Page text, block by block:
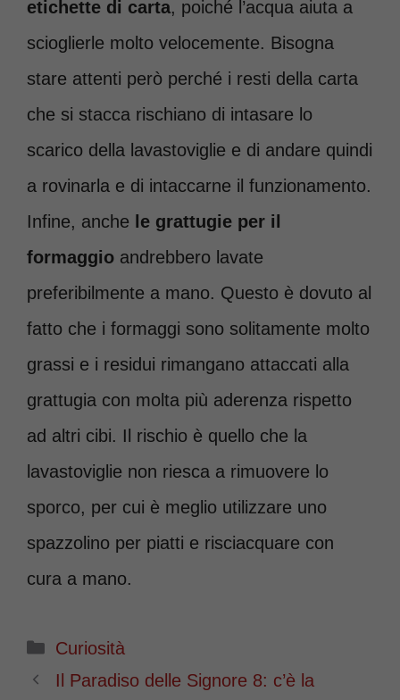
etichette di carta, poiché l’acqua aiuta a
scioglierle molto velocemente. Bisogna
stare attenti però perché i resti della carta
che si stacca rischiano di intasare lo
scarico della lavastoviglie e di andare quindi
a rovinarla e di intaccarne il funzionamento.
Infine, anche le grattugie per il
formaggio andrebbero lavate
preferibilmente a mano. Questo è dovuto al
fatto che i formaggi sono solitamente molto
grassi e i residui rimangano attaccati alla
grattugia con molta più aderenza rispetto
ad altri cibi. Il rischio è quello che la
lavastoviglie non riesca a rimuovere lo
sporco, per cui è meglio utilizzare uno
spazzolino per piatti e risciacquare con
cura a mano.
Categorie
Curiosità
Il Paradiso delle Signore 8: c’è la